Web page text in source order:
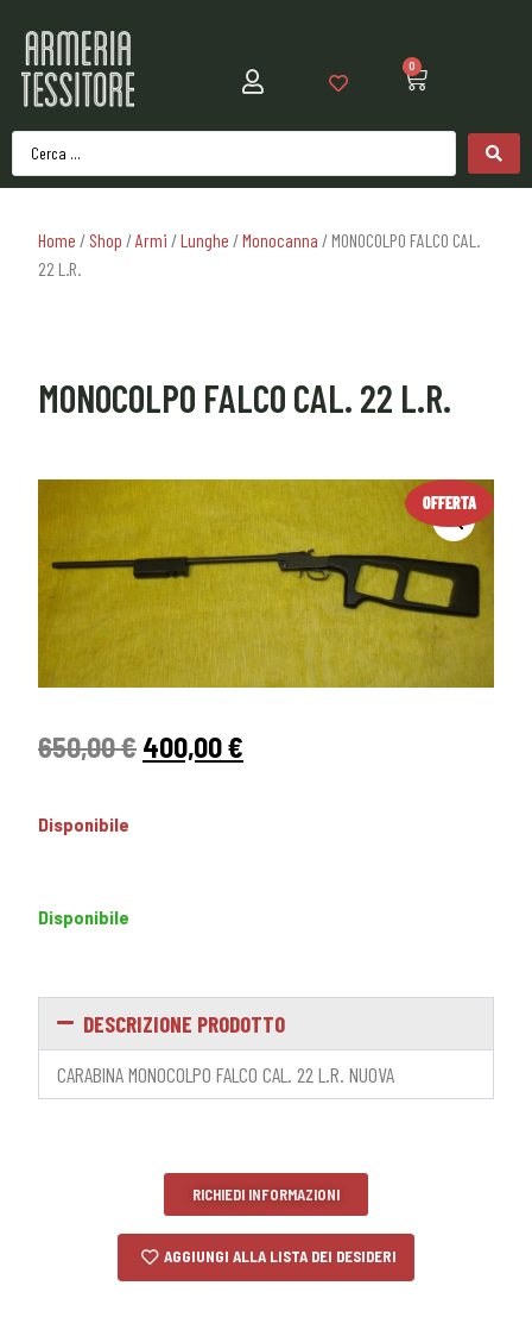
0
Home / Shop /Armi /Lunghe /Monocanna / MONOCOLPO FALCO CAL.
22 L.R.
MONOCOLPO FALCO CAL. 22 L.R.
OFFERTA
650,00€ 400,00€
Disponibile
Disponibile
DESCRIZIONE PRODOTTO
CARABINA MONOCOLPO FALCO CAL. 22 L.R. NUOVA
RICHIEDI INFORMAZIONI
AGGIUNGI ALLA LISTA DEI DESIDERI